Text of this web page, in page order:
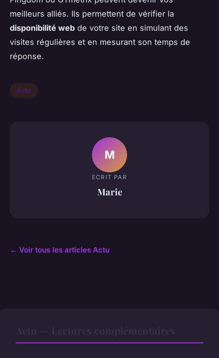
meilleurs alliés. Ils permettent de vérifier la
disponibilité web de votre site en simulant des
visites régulières et en mesurant son temps de
réponse.
Actu
M
ECRIT PAR
Marie
← Voir tous les articles Actu